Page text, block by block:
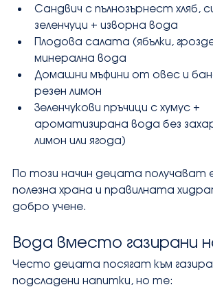
Сандвич с пълнозърнест хляб,
зеленчуци + изворна вода
Плодова салата (ябълки,
минерална вода
Домашни мъфини от овес и
резен лимон
Зеленчукови пръчици с хумус +
ароматизирана вода без
лимон или ягода)
По този начин децата получават
полезна храна и правилната
добро учене.
Вода вместо газирани
Често децата посягат към
подсладени напитки, но те: